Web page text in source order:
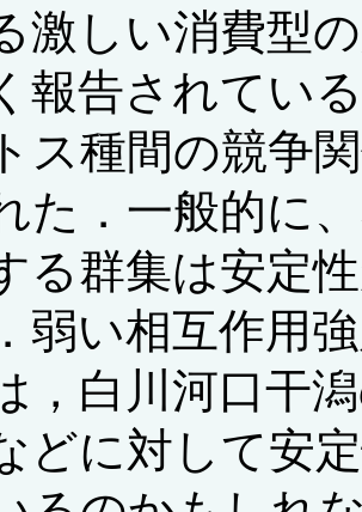
激しい消費型
報告されてい
ス種間の競争
た．一般的に
る群集は安定
弱い相互作用
，白川河口干
どに対して安